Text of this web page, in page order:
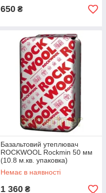
650 ₴
Базальтовий утеплювач
ROCKWOOL Rockmin 50 мм
(10.8 м.кв. упаковка)
Немає в наявності
1 360 ₴